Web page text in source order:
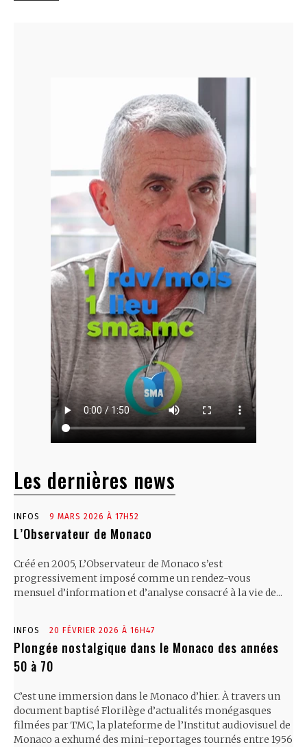
Les dernières news
INFOS 9 MARS 2026 À 17H52
L’Observateur de Monaco
Créé en 2005, L’Observateur de Monaco s’est
progressivement imposé comme un rendez-vous
mensuel d’information et d’analyse consacré à la vie de...
INFOS 20 FÉVRIER 2026 À 16H47
Plongée nostalgique dans le Monaco des années
50 à 70
C’est une immersion dans le Monaco d’hier. À travers un
document baptisé Florilège d’actualités monégasques
filmées par TMC, la plateforme de l’Institut audiovisuel de
Monaco a exhumé des mini-reportages tournés entre 1956